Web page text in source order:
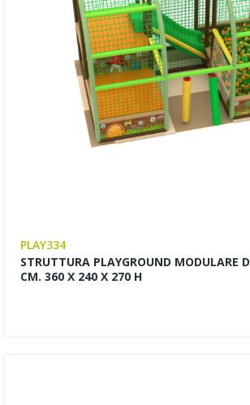
PLAY334
STRUTTURA PLAYGROUND MODULARE
CM. 360 X 240 X 270 H